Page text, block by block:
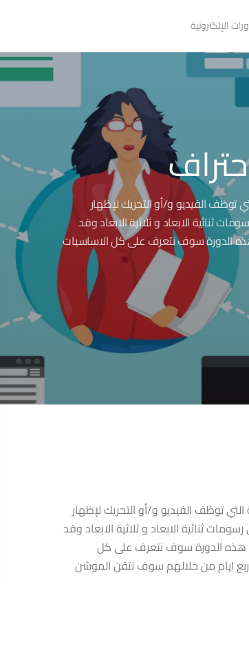
الإلكترونية
توظف الفيديو و/أو التحريك لإظهار
الابعاد و ثلاثية الابعاد وقد
الدورة سوف نتعرف على كل الاساسيات
توظف الفيديو و/أو التحريك لإظهار
ثنائية الابعاد و ثلاثية الابعاد وقد
هذه الدورة سوف نتعرف على كل
ايام من خلالهم سوف نتقن الموشن